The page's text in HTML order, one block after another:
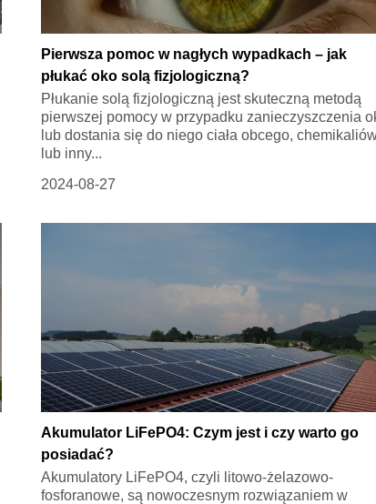
Pierwsza pomoc w nagłych wypadkach – jak
płukać oko solą fizjologiczną?
Płukanie solą fizjologiczną jest skuteczną metodą
pierwszej pomocy w przypadku zanieczyszczenia
lub dostania się do niego ciała obcego,
lub inny...
2024-08-27
Akumulator LiFePO4: Czym jest i czy warto go
posiadać?
Akumulatory LiFePO4, czyli litowo-żelazowo-
fosforanowe, są nowoczesnym rozwiązaniem w